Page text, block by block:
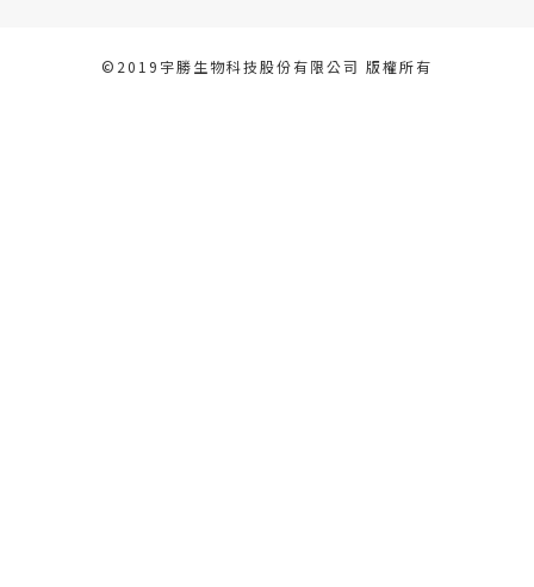
©2019宇勝生物科技股份有限公司 版權所有